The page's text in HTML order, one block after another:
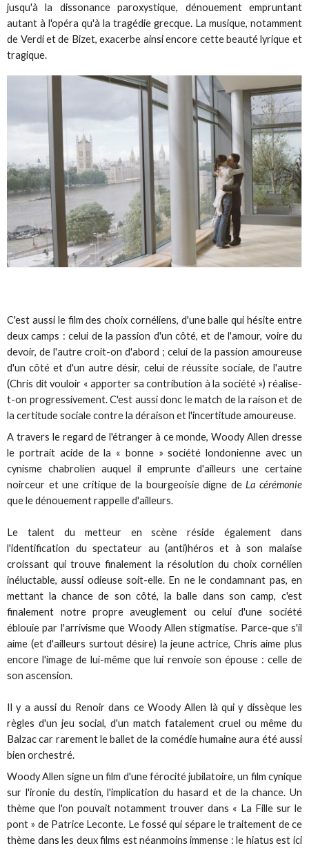
jusqu'à la dissonance paroxystique, dénouement empruntant
autant à l'opéra qu'à la tragédie grecque. La musique, notamment
de Verdi et de Bizet, exacerbe ainsi encore cette beauté lyrique et
tragique.
C'est aussi le film des choix cornéliens, d'une balle qui hésite entre
deux camps : celui de la passion d'un côté, et de l'amour, voire du
devoir, de l'autre croit-on d'abord ; celui de la passion amoureuse
d'un côté et d'un autre désir, celui de réussite sociale, de l'autre
(Chris dit vouloir « apporter sa contribution à la société ») réalise-
t-on progressivement. C'est aussi donc le match de la raison et de
la certitude sociale contre la déraison et l'incertitude amoureuse.
A travers le regard de l'étranger à ce monde, Woody Allen dresse
le portrait acide de la « bonne » société londonienne avec un
cynisme chabrolien auquel il emprunte d'ailleurs une certaine
noirceur et une critique de la bourgeoisie digne deLa cérémonie
que le dénouement rappelle d'ailleurs.
Le talent du metteur en scène réside également dans
l'identification du spectateur au (anti)héros et à son malaise
croissant qui trouve finalement la résolution du choix cornélien
inéluctable, aussi odieuse soit-elle. En ne le condamnant pas, en
mettant la chance de son côté, la balle dans son camp, c'est
finalement notre propre aveuglement ou celui d'une société
éblouie par l'arrivisme que Woody Allen stigmatise. Parce-que s'il
aime (et d'ailleurs surtout désire) la jeune actrice, Chris aime plus
encore l'image de lui-même que lui renvoie son épouse : celle de
son ascension.
Il y a aussi du Renoir dans ce Woody Allen là qui y dissèque les
règles d'un jeu social, d'un match fatalement cruel ou même du
Balzac car rarement le ballet de la comédie humaine aura été aussi
bien orchestré.
Woody Allen signe un film d'une férocité jubilatoire, un film cynique
sur l'ironie du destin, l'implication du hasard et de la chance. Un
thème que l'on pouvait notamment trouver dans « La Fille sur le
pont » de Patrice Leconte. Le fossé qui sépare le traitement de ce
thème dans les deux films est néanmoins immense : le hiatus est ici